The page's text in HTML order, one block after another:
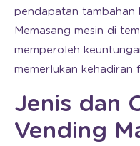
pendapatan tambahan
Memasang mesin di
memperoleh
memerlukan kehadiran
Jenis dan
Vending